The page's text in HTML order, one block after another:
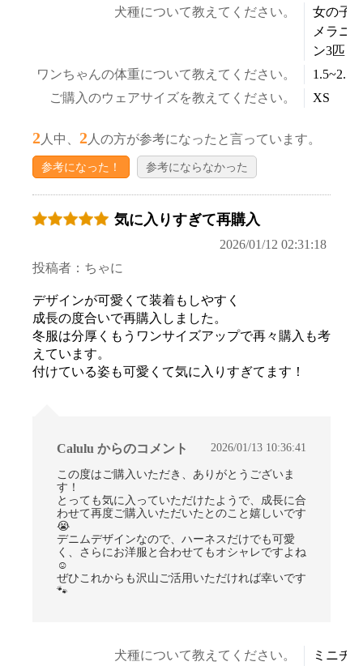
犬種について教えてください。
女の子
メラニ
ン3匹
ワンちゃんの体重について教えてください。
ご購入のウェアサイズを教えてください。
XS
2 人中、 2 人の方が参考になったと言っています。
参考になった！ 参考にならなかった
気に入りすぎて再購入
2026/01/12 02:31:18
投稿者：ちゃに
デザインが可愛くて装着もしやすく
成長の度合いで再購入しました。
冬服は分厚くもうワンサイズアップで再々購入も考
えています。
付けている姿も可愛くて気に入りすぎてます！
Calulu からのコメント 2026/01/13 10:36:41
この度はご購入いただき、ありがとうございま
す！
とっても気に入っていただけたようで、成長に合
わせて再度ご購入いただいたとのこと嬉しいです
😭
デニムデザインなので、ハーネスだけでも可愛
く、さらにお洋服と合わせてもオシャレですよね
☺
ぜひこれからも沢山ご活用いただければ幸いです
🐾
犬種について教えてください。
ミニチ